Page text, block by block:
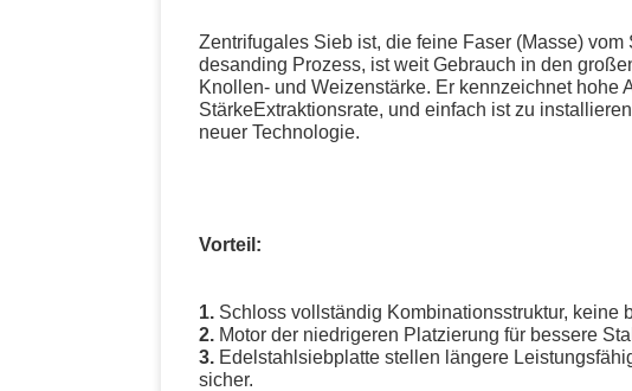
Zentrifugales Sieb ist, die feine Faser (Masse)
desanding Prozess, ist weit Gebrauch in den
Knollen- und Weizenstärke. Er kennzeichnet
StärkeExtraktionsrate, und einfach ist zu
neuer Technologie.
Vorteil:
1. Schloss vollständig Kombinationsstruktur, keine
2. Motor der niedrigeren Platzierung für bessere
3. Edelstahlsiebplatte stellen längere
sicher.